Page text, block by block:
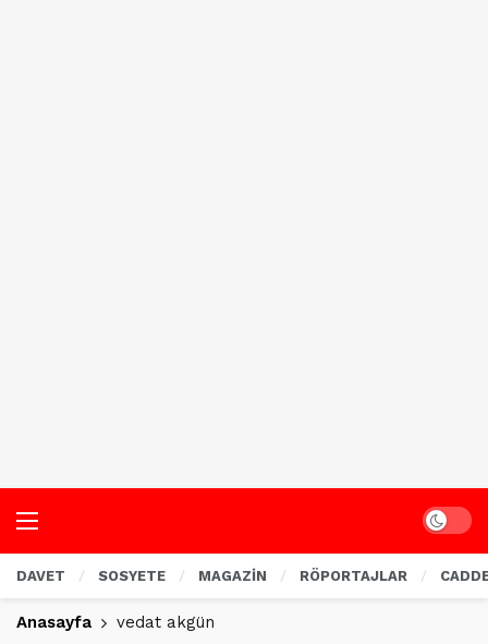
Dark
DAVET SOSYETE MAGAZİN RÖPORTAJLAR
Anasayfa vedat akgün